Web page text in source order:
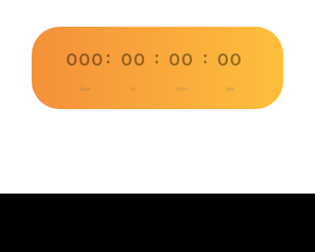
000
Jour
: 00
H
: 00
Min
: 00
Sec